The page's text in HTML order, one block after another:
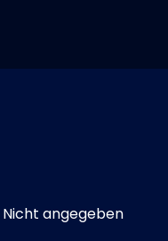
Nicht angegeben